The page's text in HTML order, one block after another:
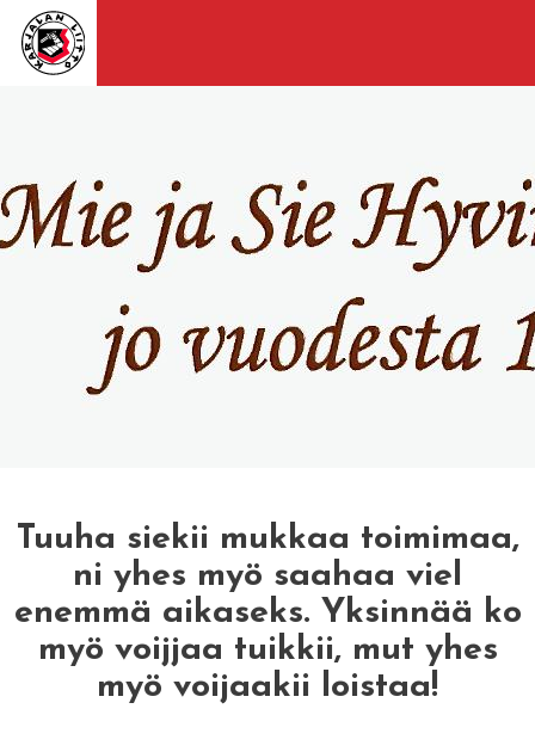
Tuuha siekii mukkaa toimimaa,
ni yhes myö saahaa viel
enemmä aikaseks. Yksinnää ko
myö voijjaa tuikkii, mut yhes
myö voijaakii loistaa!